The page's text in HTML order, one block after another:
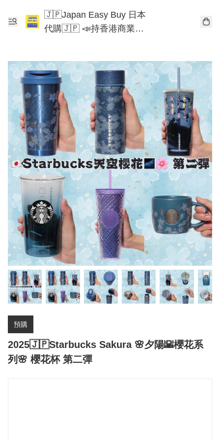
🇯🇵Japan Easy Buy 日本
代購🇯🇵 📣持香港商業登
預購
2025🇯🇵Starbucks Sakura 🌸夕陽🌇櫻花系
列🌸 櫻花杯 第二彈